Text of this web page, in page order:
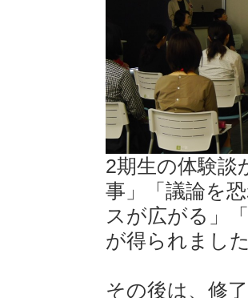
2期生の体験談
事」「議論を
スが広がる」
が得られまし
その後は、修